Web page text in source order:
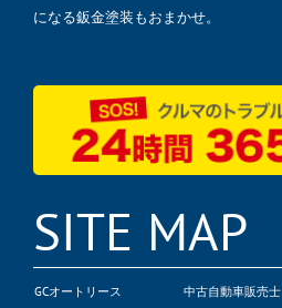
になる鈑金塗装もおまかせ。
SITE MAP
GCオートリース 中古自動車販売士